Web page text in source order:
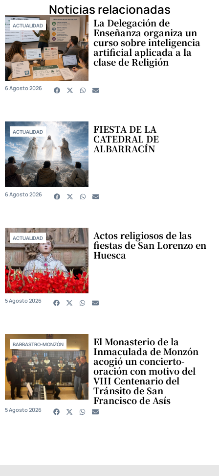
Noticias relacionadas
ACTUALIDAD La Delegación de
Enseñanza organiza un
curso sobre inteligencia
artificial aplicada a la
clase de Religión
6 Agosto 2026
ACTUALIDAD FIESTA DE LA
CATEDRAL DE
ALBARRACÍN
6 Agosto 2026
ACTUALIDAD Actos religiosos de las
fiestas de San Lorenzo en
Huesca
5 Agosto 2026
BARBASTRO-MONZÓN El Monasterio de la
Inmaculada de Monzón
acogió un concierto-
oración con motivo del
VIII Centenario del
Tránsito de San
Francisco de Asís
5 Agosto 2026